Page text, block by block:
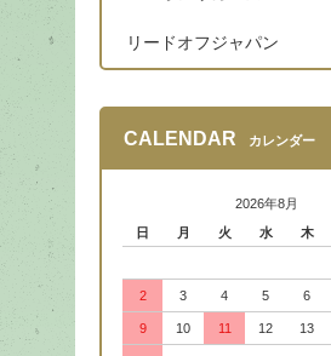
リードオフジャパン
CALENDAR カレンダー
2026年8月
日
月 火 水 木
2 3 4 5 6
9 10 11 12 13